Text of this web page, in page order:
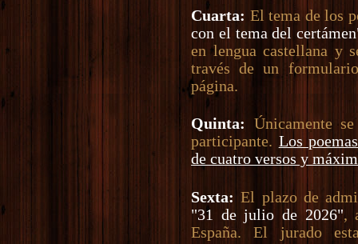
Cuarta: El tema de los
con el tema del
en lengua castellana y
través de un
página.
Quinta: Únicamente
participante. Los
de cuatro versos y
Sexta: El plazo de
"31 de julio de 2026",
España. El jurado